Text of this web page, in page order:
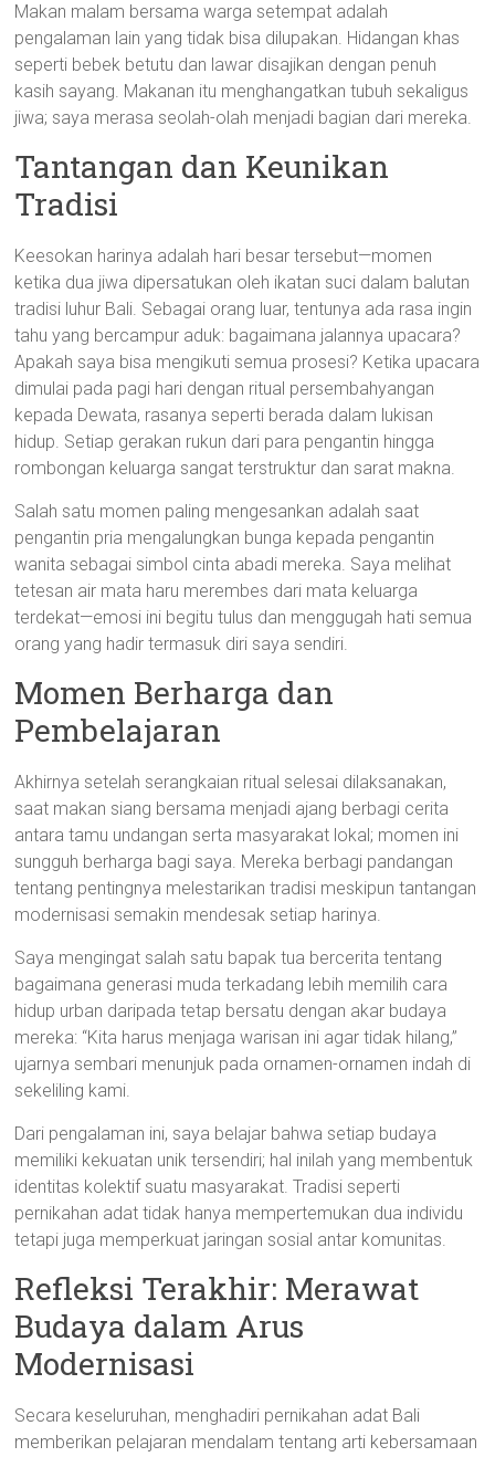
Makan malam bersama warga setempat adalah
pengalaman lain yang tidak bisa dilupakan. Hidangan khas
seperti bebek betutu dan lawar disajikan dengan penuh
kasih sayang. Makanan itu menghangatkan tubuh sekaligus
jiwa; saya merasa seolah-olah menjadi bagian dari mereka.
Tantangan dan Keunikan
Tradisi
Keesokan harinya adalah hari besar tersebut—momen
ketika dua jiwa dipersatukan oleh ikatan suci dalam balutan
tradisi luhur Bali. Sebagai orang luar, tentunya ada rasa ingin
tahu yang bercampur aduk: bagaimana jalannya upacara?
Apakah saya bisa mengikuti semua prosesi? Ketika upacara
dimulai pada pagi hari dengan ritual persembahyangan
kepada Dewata, rasanya seperti berada dalam lukisan
hidup. Setiap gerakan rukun dari para pengantin hingga
rombongan keluarga sangat terstruktur dan sarat makna.
Salah satu momen paling mengesankan adalah saat
pengantin pria mengalungkan bunga kepada pengantin
wanita sebagai simbol cinta abadi mereka. Saya melihat
tetesan air mata haru merembes dari mata keluarga
terdekat—emosi ini begitu tulus dan menggugah hati semua
orang yang hadir termasuk diri saya sendiri.
Momen Berharga dan
Pembelajaran
Akhirnya setelah serangkaian ritual selesai dilaksanakan,
saat makan siang bersama menjadi ajang berbagi cerita
antara tamu undangan serta masyarakat lokal; momen ini
sungguh berharga bagi saya. Mereka berbagi pandangan
tentang pentingnya melestarikan tradisi meskipun tantangan
modernisasi semakin mendesak setiap harinya.
Saya mengingat salah satu bapak tua bercerita tentang
bagaimana generasi muda terkadang lebih memilih cara
hidup urban daripada tetap bersatu dengan akar budaya
mereka: “Kita harus menjaga warisan ini agar tidak hilang,”
ujarnya sembari menunjuk pada ornamen-ornamen indah di
sekeliling kami.
Dari pengalaman ini, saya belajar bahwa setiap budaya
memiliki kekuatan unik tersendiri; hal inilah yang membentuk
identitas kolektif suatu masyarakat. Tradisi seperti
pernikahan adat tidak hanya mempertemukan dua individu
tetapi juga memperkuat jaringan sosial antar komunitas.
Refleksi Terakhir: Merawat
Budaya dalam Arus
Modernisasi
Secara keseluruhan, menghadiri pernikahan adat Bali
memberikan pelajaran mendalam tentang arti kebersamaan